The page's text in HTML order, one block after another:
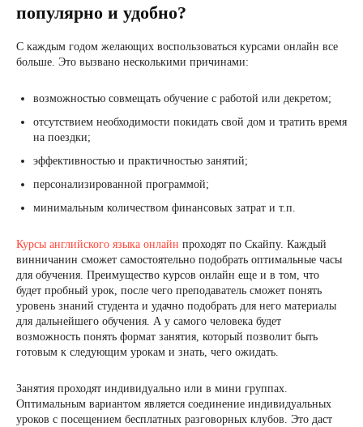
популярно и удобно?
С каждым годом желающих воспользоваться курсами онлайн все
больше. Это вызвано несколькими причинами:
возможностью совмещать обучение с работой или декретом;
отсутствием необходимости покидать свой дом и тратить время
на поездки;
эффективностью и практичностью занятий;
персонализированной программой;
минимальным количеством финансовых затрат и т.п.
Курсы английского языка онлайн проходят по Скайпу. Каждый
винничанин сможет самостоятельно подобрать оптимальные часы
для обучения. Преимущество курсов онлайн еще и в том, что
будет пробный урок, после чего преподаватель сможет понять
уровень знаний студента и удачно подобрать для него материалы
для дальнейшего обучения. А у самого человека будет
возможность понять формат занятия, который позволит быть
готовым к следующим урокам и знать, чего ожидать.
Занятия проходят индивидуально или в мини группах.
Оптимальным вариантом является соединение индивидуальных
уроков с посещением бесплатных разговорных клубов. Это даст